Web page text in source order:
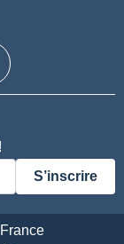
S’inscrire